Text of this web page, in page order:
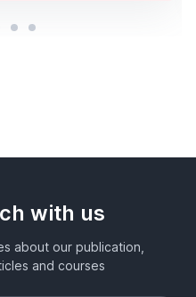
with us
about our publication,
and courses